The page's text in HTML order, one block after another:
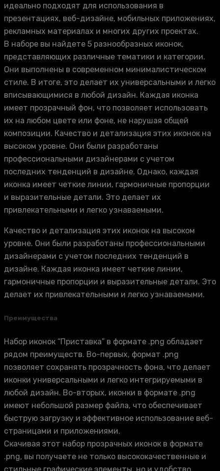
идеально подходят для использования в
презентациях, веб-дизайне, мобильных приложениях,
рекламных материалах и многих других проектах.
В наборе вы найдете 5 разнообразных иконок,
представляющих различные тематики и категории.
Они выполнены в современном минималистическом
стиле. В итоге, это делает их универсальными и легко
вписывающимися в любой дизайн. Каждая иконка
имеет прозрачный фон, что позволяет использовать
их на любом цвете или фоне, не нарушая общей
композиции. Качество и детализация этих иконок на
высоком уровне. Они были разработаны
профессиональными дизайнерами с учетом
последних тенденций в дизайне. Однако, каждая
иконка имеет четкие линии, гармоничные пропорции
и выразительные детали. Это делает их
привлекательными и легко узнаваемыми.
Качество и детализация этих иконок на высоком
уровне. Они были разработаны профессиональными
дизайнерами с учетом последних тенденций в
дизайне. Каждая иконка имеет четкие линии,
гармоничные пропорции и выразительные детали. Это
делает их привлекательными и легко узнаваемыми.
Преимущества
Набор иконок “Приставка” в формате .png обладает
рядом преимуществ. Во-первых, формат .png
позволяет сохранять прозрачность фона, что делает
иконки универсальными и легко интегрируемыми в
любой дизайн. Во-вторых, иконки в формате .png
имеют небольшой размер файла, что обеспечивает
быструю загрузку и эффективное использование веб-
страницами и приложениями.
Скачивая этот набор прозрачных иконок в формате
.png, вы получаете не только высококачественные и